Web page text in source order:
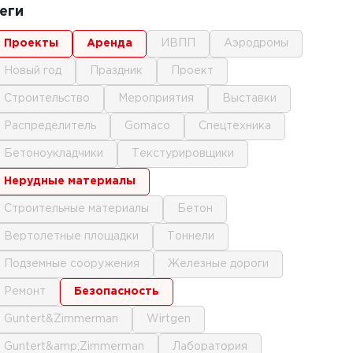
проекты аренда ИВПП аэродромы
новый год праздник проект
строительство мероприятия выставки
распределитель gomaco спецтехника
бетоноукладчики текстурировщики
нерудные материалы
строительные материалы бетон
вертолетные площадки тоннели
подземные сооружения железные дороги
ремонт безопасность
Guntert&Zimmerman Wirtgen
Guntert&amp;Zimmerman лаборатория